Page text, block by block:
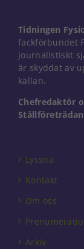
Tidningen
fackförbundet
journalistiskt
är skyddat av
källan.
Chefredaktör
Lyssna
Kontakt
Om oss
Arkiv